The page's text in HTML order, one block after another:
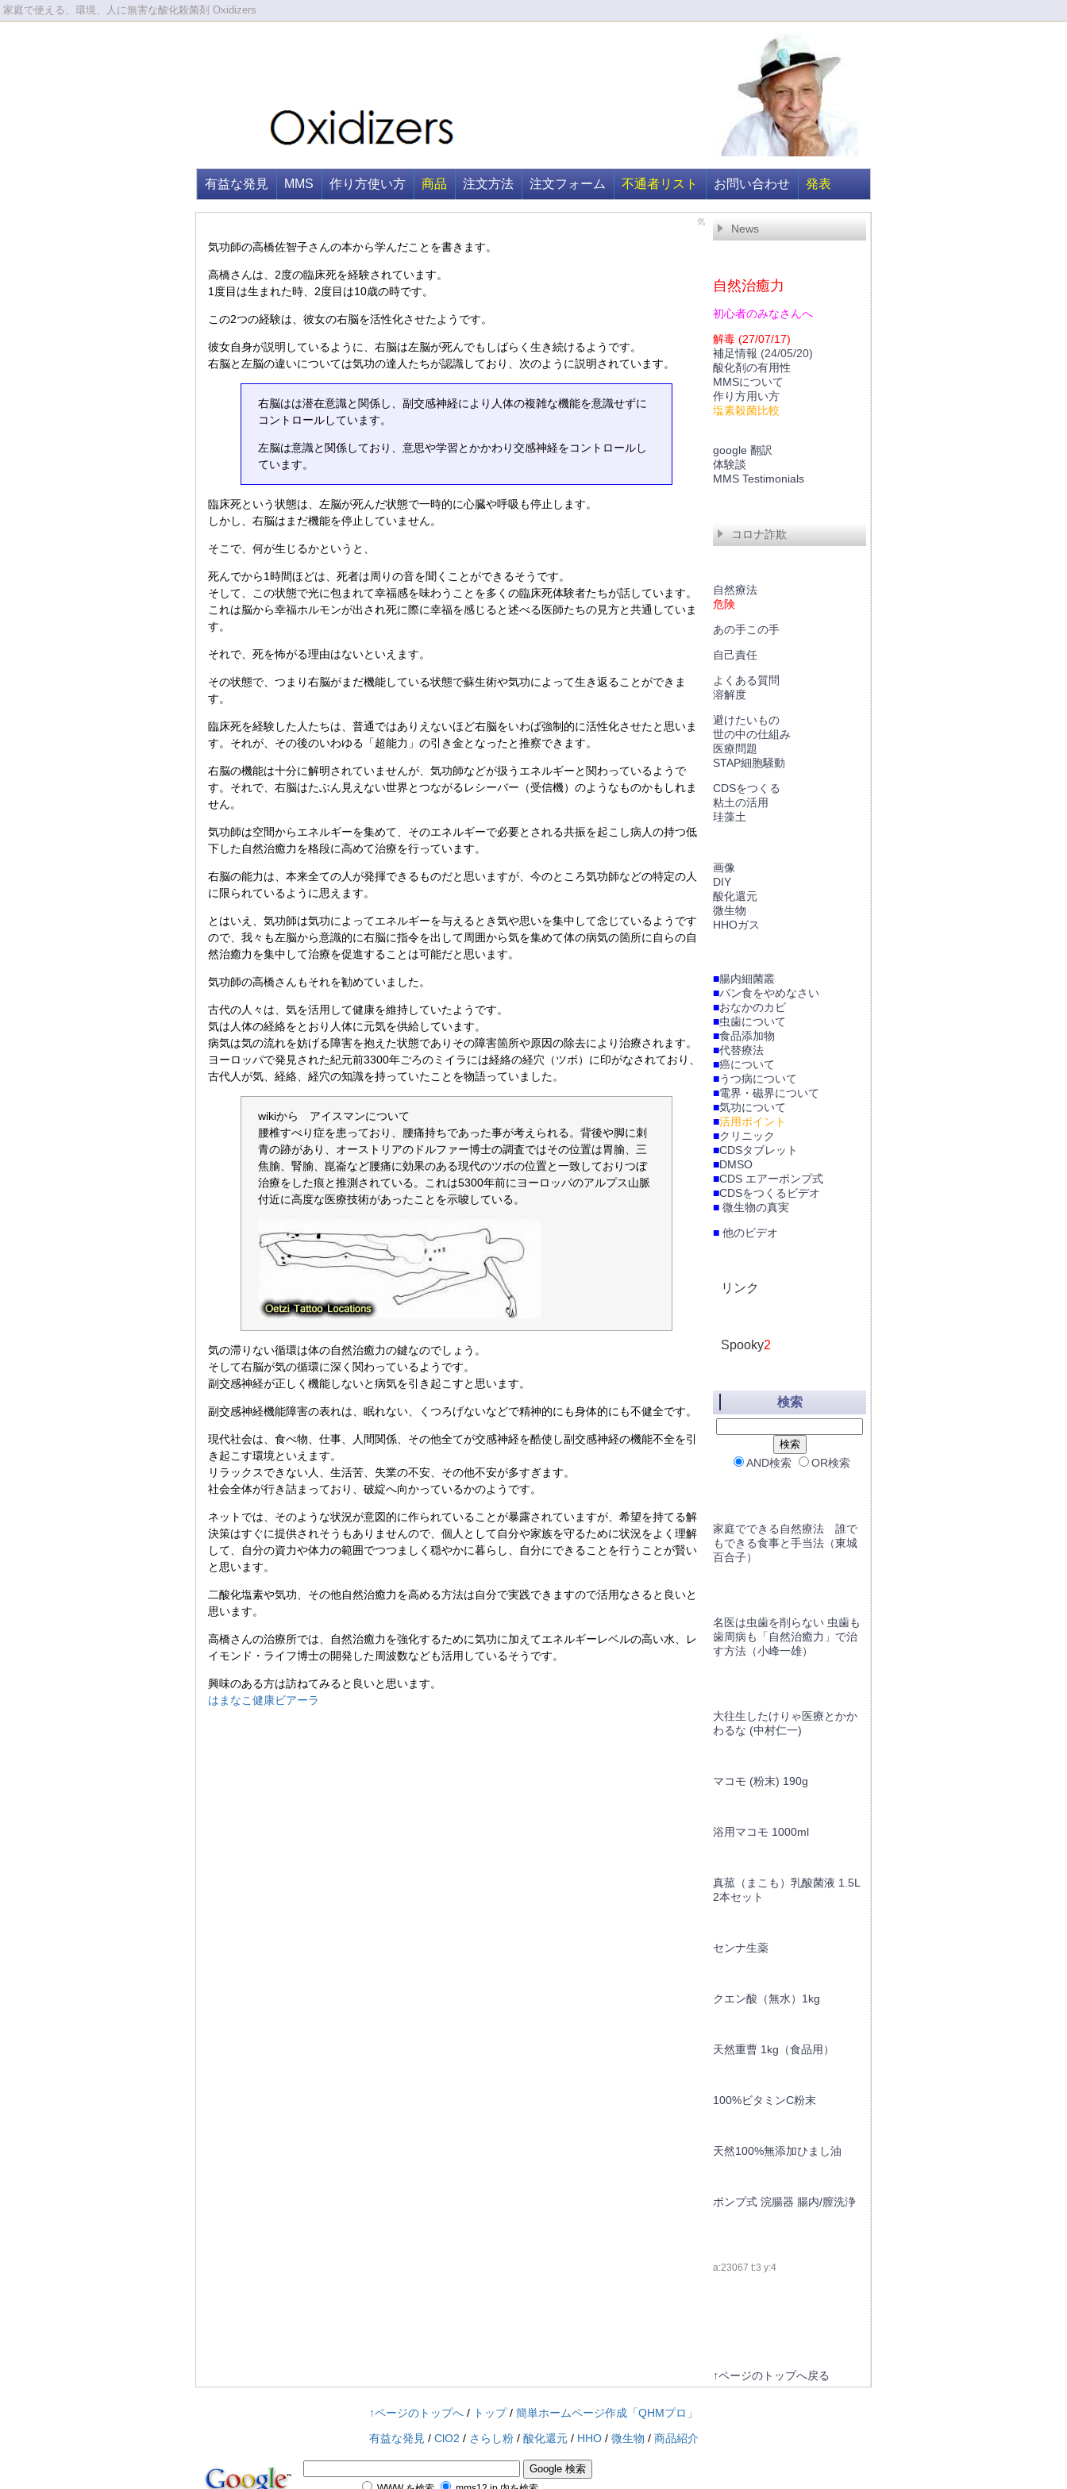
家庭で使える、環境、人に無害な酸化殺菌剤 Oxidizers
有益な発見 MMS 作り方使い方 商品 注文方法 注文フォーム 不通者リスト お問い合わせ 発表
気
気功師の高橋佐智子さんの本から学んだことを書きます。
高橋さんは、2度の臨床死を経験されています。
1度目は生まれた時、2度目は10歳の時です。
この2つの経験は、彼女の右脳を活性化させたようです。
彼女自身が説明しているように、右脳は左脳が死んでもしばらく生き続けるようです。
右脳と左脳の違いについては気功の達人たちが認識しており、次のように説明されています。
右脳はは潜在意識と関係し、副交感神経により人体の複雑な機能を意識せずに
コントロールしています。
左脳は意識と関係しており、意思や学習とかかわり交感神経をコントロールし
ています。
臨床死という状態は、左脳が死んだ状態で一時的に心臓や呼吸も停止します。
しかし、右脳はまだ機能を停止していません。
そこで、何が生じるかというと、
死んでから1時間ほどは、死者は周りの音を聞くことができるそうです。
そして、この状態で光に包まれて幸福感を味わうことを多くの臨床死体験者たちが話しています。
これは脳から幸福ホルモンが出され死に際に幸福を感じると述べる医師たちの見方と共通していま
す。
それで、死を怖がる理由はないといえます。
その状態で、つまり右脳がまだ機能している状態で蘇生術や気功によって生き返ることができま
す。
臨床死を経験した人たちは、普通ではありえないほど右脳をいわば強制的に活性化させたと思いま
す。それが、その後のいわゆる「超能力」の引き金となったと推察できます。
右脳の機能は十分に解明されていませんが、気功師などが扱うエネルギーと関わっているようで
す。それで、右脳はたぶん見えない世界とつながるレシーバー（受信機）のようなものかもしれま
せん。
気功師は空間からエネルギーを集めて、そのエネルギーで必要とされる共振を起こし病人の持つ低
下した自然治癒力を格段に高めて治療を行っています。
右脳の能力は、本来全ての人が発揮できるものだと思いますが、今のところ気功師などの特定の人
に限られているように思えます。
とはいえ、気功師は気功によってエネルギーを与えるとき気や思いを集中して念じているようです
ので、我々も左脳から意識的に右脳に指令を出して周囲から気を集めて体の病気の箇所に自らの自
然治癒力を集中して治療を促進することは可能だと思います。
気功師の高橋さんもそれを勧めていました。
古代の人々は、気を活用して健康を維持していたようです。
気は人体の経絡をとおり人体に元気を供給しています。
病気は気の流れを妨げる障害を抱えた状態でありその障害箇所や原因の除去により治療されます。
ヨーロッパで発見された紀元前3300年ごろのミイラには経絡の経穴（ツボ）に印がなされており、
古代人が気、経絡、経穴の知識を持っていたことを物語っていました。
wikiから アイスマンについて
腰椎すべり症を患っており、腰痛持ちであった事が考えられる。背後や脚に刺
青の跡があり、オーストリアのドルファー博士の調査ではその位置は胃腧、三
焦腧、腎腧、崑崙など腰痛に効果のある現代のツボの位置と一致しておりつぼ
治療をした痕と推測されている。これは5300年前にヨーロッパのアルプス山脈
付近に高度な医療技術があったことを示唆している。
気の滞りない循環は体の自然治癒力の鍵なのでしょう。
そして右脳が気の循環に深く関わっているようです。
副交感神経が正しく機能しないと病気を引き起こすと思います。
副交感神経機能障害の表れは、眠れない、くつろげないなどで精神的にも身体的にも不健全です。
現代社会は、食べ物、仕事、人間関係、その他全てが交感神経を酷使し副交感神経の機能不全を引
き起こす環境といえます。
リラックスできない人、生活苦、失業の不安、その他不安が多すぎます。
社会全体が行き詰まっており、破綻へ向かっているかのようです。
ネットでは、そのような状況が意図的に作られていることが暴露されていますが、希望を持てる解
決策はすぐに提供されそうもありませんので、個人として自分や家族を守るために状況をよく理解
して、自分の資力や体力の範囲でつつましく穏やかに暮らし、自分にできることを行うことが賢い
と思います。
二酸化塩素や気功、その他自然治癒力を高める方法は自分で実践できますので活用なさると良いと
思います。
高橋さんの治療所では、自然治癒力を強化するために気功に加えてエネルギーレベルの高い水、レ
イモンド・ライフ博士の開発した周波数なども活用しているそうです。
興味のある方は訪ねてみると良いと思います。
はまなこ健康ビアーラ
News
自然治癒力
初心者のみなさんへ
解毒 (27/07/17)
補足情報 (24/05/20)
酸化剤の有用性
MMSについて
作り方用い方
塩素殺菌比較
google 翻訳
体験談
MMS Testimonials
コロナ詐欺
自然療法
危険
あの手この手
自己責任
よくある質問
溶解度
避けたいもの
世の中の仕組み
医療問題
STAP細胞騒動
CDSをつくる
粘土の活用
珪藻土
画像
DIY
酸化還元
微生物
HHOガス
■腸内細菌叢
■パン食をやめなさい
■おなかのカビ
■虫歯について
■食品添加物
■代替療法
■癌について
■うつ病について
■電界・磁界について
■気功について
■活用ポイント
■クリニック
■CDSタブレット
■DMSO
■CDS エアーポンプ式
■CDSをつくるビデオ
■ 微生物の真実
■ 他のビデオ
リンク
Spooky2
検索
AND検索 OR検索
家庭でできる自然療法 誰で
もできる食事と手当法（東城
百合子）
名医は虫歯を削らない 虫歯も
歯周病も「自然治癒力」で治
す方法（小峰一雄）
大往生したけりゃ医療とかか
わるな (中村仁一)
マコモ (粉末) 190g
浴用マコモ 1000ml
真菰（まこも）乳酸菌液 1.5L
2本セット
センナ生薬
クエン酸（無水）1kg
天然重曹 1kg（食品用）
100%ビタミンC粉末
天然100%無添加ひまし油
ポンプ式 浣腸器 腸内/膣洗浄
a:23067 t:3 y:4
↑ページのトップへ戻る
↑ページのトップへ / トップ/ 簡単ホームページ作成「QHMプロ」
有益な発見 / ClO2 / さらし粉/ 酸化還元/ HHO/ 微生物 / 商品紹介